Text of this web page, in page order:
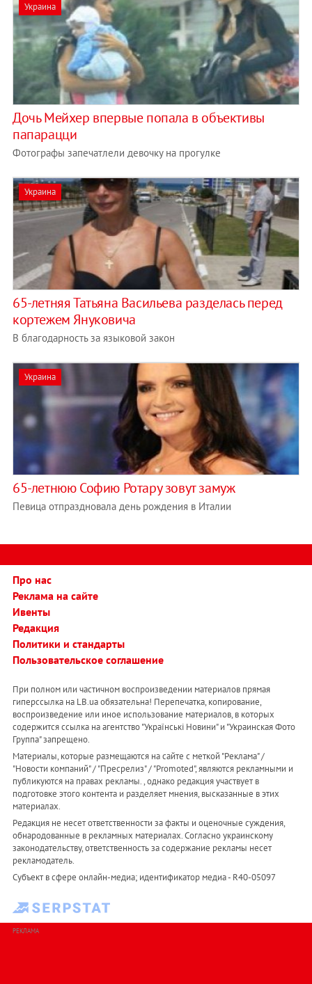
Украина
Дочь Мейхер впервые попала в объективы
папарацци
Фотографы запечатлели девочку на прогулке
Украина
65-летняя Татьяна Васильева разделась перед
кортежем Януковича
В благодарность за языковой закон
Украина
65-летнюю Софию Ротару зовут замуж
Певица отпраздновала день рождения в Италии
Про нас
Реклама на сайте
Ивенты
Редакция
Политики и стандарты
Пользовательское соглашение
При полном или частичном воспроизведении материалов прямая
гиперссылка на LB.ua обязательна! Перепечатка, копирование,
воспроизведение или иное использование материалов, в которых
содержится ссылка на агентство "Українськi Новини" и "Украинская Фото
Группа" запрещено.
Материалы, которые размещаются на сайте с меткой "Реклама" /
"Новости компаний" / "Пресрелиз" / "Promoted", являются рекламными и
публикуются на правах рекламы. , однако редакция участвует в
подготовке этого контента и разделяет мнения, высказанные в этих
материалах.
Редакция не несет ответственности за факты и оценочные суждения,
обнародованные в рекламных материалах. Согласно украинскому
законодательству, ответственность за содержание рекламы несет
рекламодатель.
Субъект в сфере онлайн-медиа; идентификатор медиа - R40-05097
РЕКЛАМА